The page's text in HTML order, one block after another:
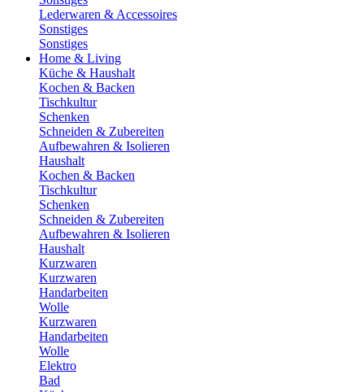
Lederwaren & Accessoires
Sonstiges
Sonstiges
Home & Living
Küche & Haushalt
Kochen & Backen
Tischkultur
Schenken
Schneiden & Zubereiten
Aufbewahren & Isolieren
Haushalt
Kochen & Backen
Tischkultur
Schenken
Schneiden & Zubereiten
Aufbewahren & Isolieren
Haushalt
Kurzwaren
Kurzwaren
Handarbeiten
Wolle
Kurzwaren
Handarbeiten
Wolle
Elektro
Bad